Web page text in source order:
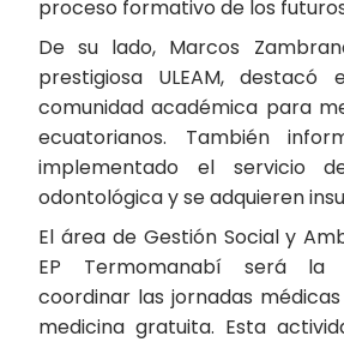
proceso formativo de los
De su lado, Marcos
prestigiosa ULEAM,
comunidad académica para
ecuatorianos. También
implementado el servicio
odontológica y se adquieren
El área de Gestión Social y
EP Termomanabí será la
coordinar las jornadas
medicina gratuita. Esta